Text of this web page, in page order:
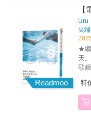
駐
硯
的
浮
中
活
視
我
地
人
處
在
矚
開
曾
《
獨
錄
絲
〈
新
在
運
Readmoo
Uru
尖端
★繼
天
歌
著
著
點
特